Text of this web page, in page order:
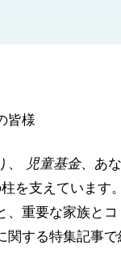
皆様
、 児童基金、あ
を支えています
、重要な家族と
関する特集記事